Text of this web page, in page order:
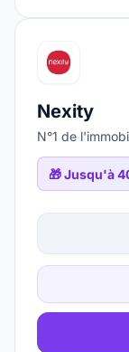
Nexity
N°1 de
🎁Jusqu'à